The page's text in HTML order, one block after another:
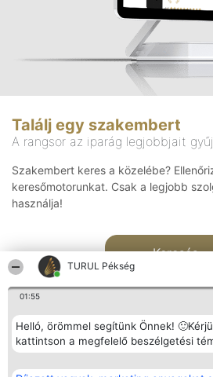
TURUL Pékség
01:55
Helló, örömmel segítünk Önnek!
kattintson a megfelelő beszélgetési
Találj egy szakembert
A rangsor az iparág legjobbjait
Szakembert keres a közelébe?
keresőmotorunkat. Csak a legjobb
használja!
Keresés
Rangsorszervező Népszavazás